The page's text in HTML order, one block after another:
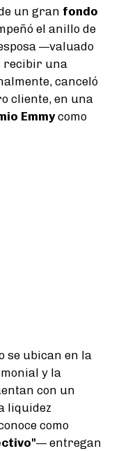
un gran fondo
el anillo de
—valuado
una
canceló
cliente, en una
Emmycomo
se ubican en la
y la
con un
liquidez
como
— entregan